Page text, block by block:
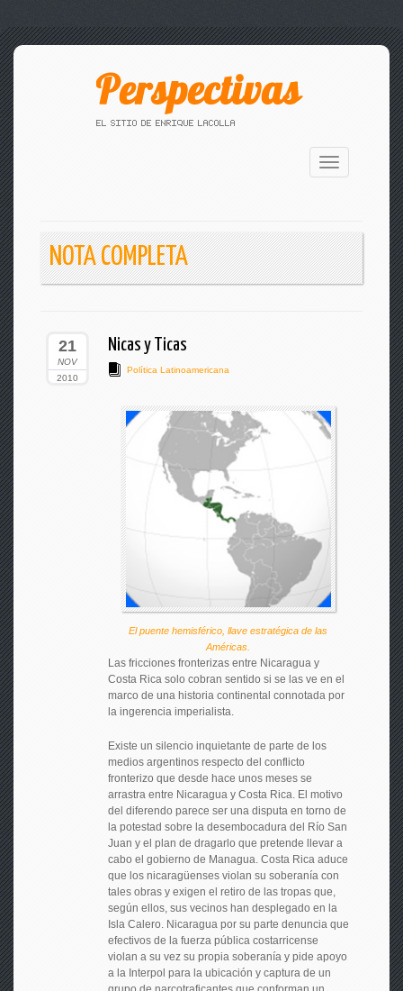
Toggle
navigation
NOTA COMPLETA
21
NOV
2010
Nicas y Ticas
Política Latinoamericana
El puente hemisférico, llave estratégica de las
Américas.
Las fricciones fronterizas entre Nicaragua y
Costa Rica solo cobran sentido si se las ve en el
marco de una historia continental connotada por
la ingerencia imperialista.
Existe un silencio inquietante de parte de los
medios argentinos respecto del conflicto
fronterizo que desde hace unos meses se
arrastra entre Nicaragua y Costa Rica. El motivo
del diferendo parece ser una disputa en torno de
la potestad sobre la desembocadura del Río San
Juan y el plan de dragarlo que pretende llevar a
cabo el gobierno de Managua. Costa Rica aduce
que los nicaragüenses violan su soberanía con
tales obras y exigen el retiro de las tropas que,
según ellos, sus vecinos han desplegado en la
Isla Calero. Nicaragua por su parte denuncia que
efectivos de la fuerza pública costarricense
violan a su vez su propia soberanía y pide apoyo
a la Interpol para la ubicación y captura de un